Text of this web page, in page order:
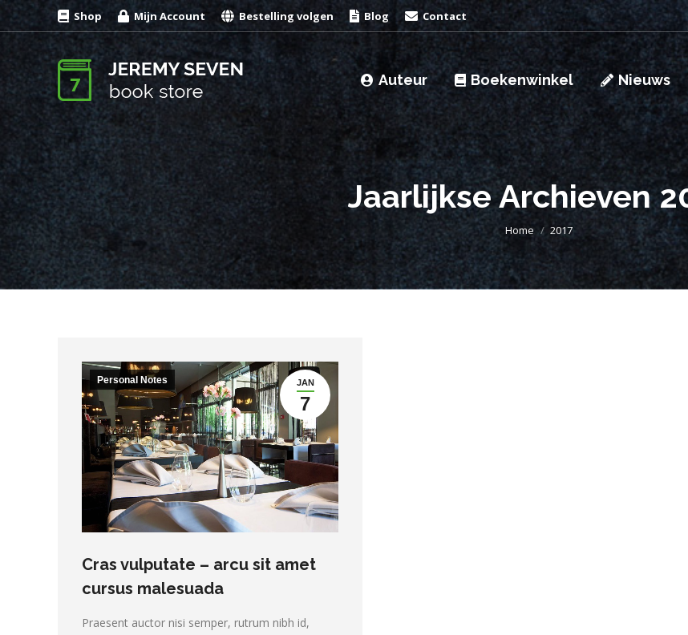
Shop Mijn Account Bestelling volgen Blog Contact
Auteur Boekenwinkel Nieuws
Jaarlijkse Archieven
Je bent hier:
Home 2017
JAN
7
Personal Notes
Cras vulputate – arcu sit amet
cursus malesuada
Praesent auctor nisi semper, rutrum nibh id,